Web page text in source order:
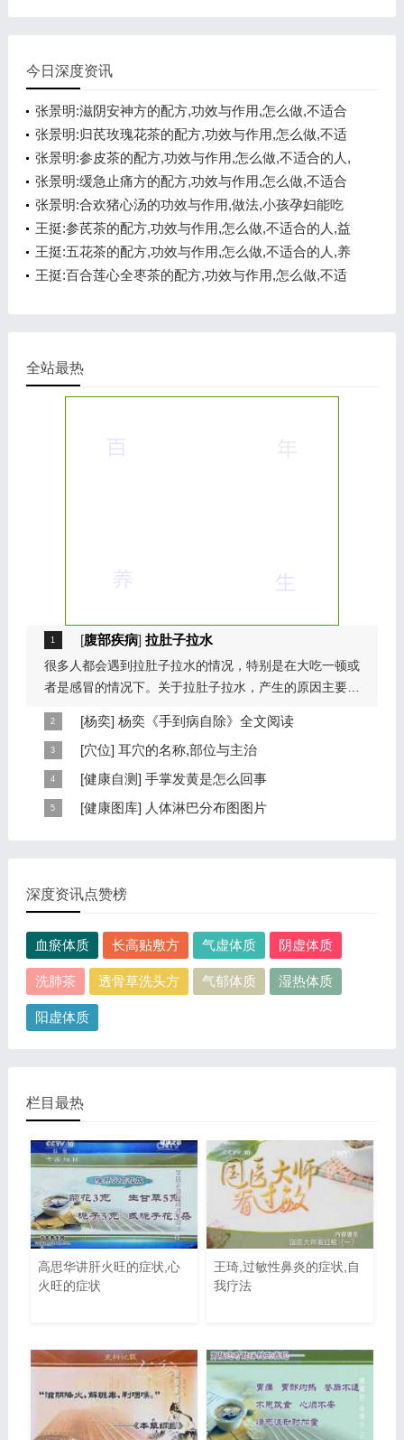
今日深度资讯
张景明:滋阴安神方的配方,功效与作用,怎么做,不适合
的人,悦心安神
张景明:归芪玫瑰花茶的配方,功效与作用,怎么做,不适
合的人,补气养血
张景明:参皮茶的配方,功效与作用,怎么做,不适合的人,
健脾开胃
张景明:缓急止痛方的配方,功效与作用,怎么做,不适合
的人,化痰醒神
张景明:合欢猪心汤的功效与作用,做法,小孩孕妇能吃
吗,悦心安神
王挺:参芪茶的配方,功效与作用,怎么做,不适合的人,益
气温阳
王挺:五花茶的配方,功效与作用,怎么做,不适合的人,养
心安神
王挺:百合莲心全枣茶的配方,功效与作用,怎么做,不适
全站最热
[腹部疾病] 拉肚子拉水
很多人都会遇到拉肚子拉水的情况，特别是在大吃一顿或
者是感冒的情况下。关于拉肚子拉水，产生的原因主要是
因为饮食问题，或者是因为肠胃问题。本页包...
[杨奕] 杨奕《手到病自除》全文阅读
本页提供杨奕手到病自除全文阅读。包括完整目录、共计
6大章，66个小节的详细内容。涉及到全身的各个反射
区，以及自然疗法、反射区疗法、食疗等。另外...
[穴位] 耳穴的名称,部位与主治
耳穴在耳郭的分布有一定规律，耳穴在耳郭的分布犹如一
个倒置在子宫内的胎儿，头部朝下，臀部朝上。其分布的
规律是，与面颊相应的穴位在耳垂；与上肢相...
[健康自测] 手掌发黄是怎么回事
手掌发黄，一般是血管内血液不充盈或是皮肤营养不良的
[健康图库] 人体淋巴分布图图片
深度资讯点赞榜
血瘀体质 长高贴敷方 气虚体质 阴虚体质
洗肺茶 透骨草洗头方 气郁体质 湿热体质
阳虚体质
栏目最热
高思华讲肝火旺的症状,心
火旺的症状
王琦,过敏性鼻炎的症状,自
我疗法